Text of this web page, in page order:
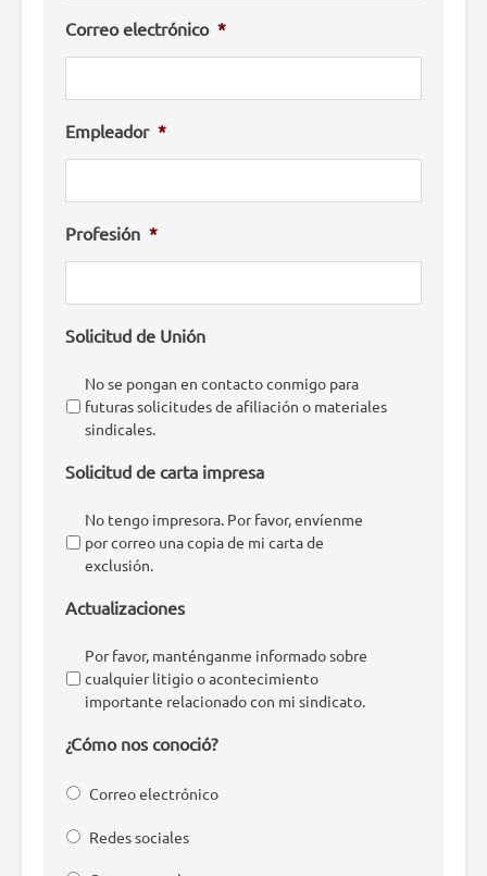
Correo electrónico *
Empleador *
Profesión *
Solicitud de Unión
No se pongan en contacto conmigo para
futuras solicitudes de afiliación o materiales
sindicales.
Solicitud de carta impresa
No tengo impresora. Por favor, envíenme
por correo una copia de mi carta de
exclusión.
Actualizaciones
Por favor, manténganme informado sobre
cualquier litigio o acontecimiento
importante relacionado con mi sindicato.
¿Cómo nos conoció?
Correo electrónico
Redes sociales